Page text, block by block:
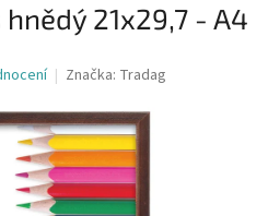
21x29,7 - A4
Značka: Tradag